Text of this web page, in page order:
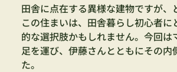
田舎に点在する異様な建物ですが、
この住まいは、田舎暮らし初心者に
的な選択肢かもしれません。今回は
足を運び、伊藤さんとともにその内
た。